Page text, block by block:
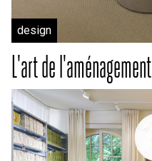
design
L'art de l'aménagement